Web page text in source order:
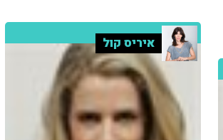
איריס קול